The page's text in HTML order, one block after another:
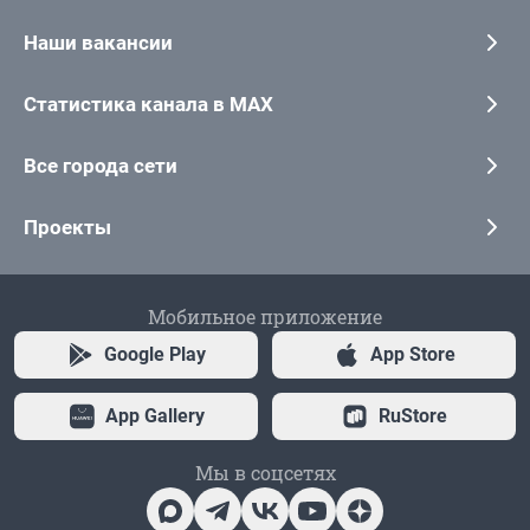
Наши вакансии
Статистика канала в MAX
Все города сети
Проекты
Мобильное приложение
Google Play App Store
App Gallery RuStore
Мы в соцсетях